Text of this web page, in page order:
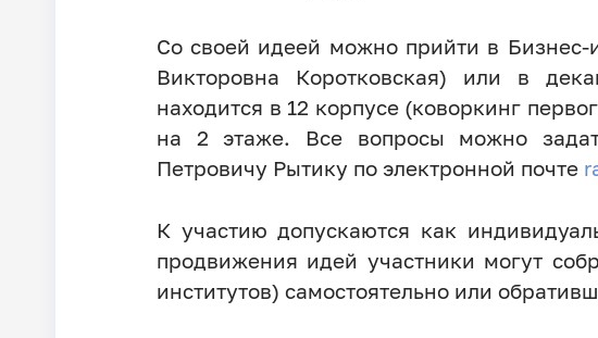
Со своей идеей можно прийти в Бизнес-
Викторовна Коротковская) или в
находится в 12 корпусе (коворкинг
на 2 этаже. Все вопросы можно
Петровичу Рытику по электронной почте
К участию допускаются как
продвижения идей участники могут
институтов) самостоятельно или